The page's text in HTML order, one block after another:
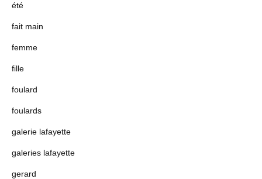
été
fait main
femme
fille
foulard
foulards
galerie lafayette
galeries lafayette
gerard